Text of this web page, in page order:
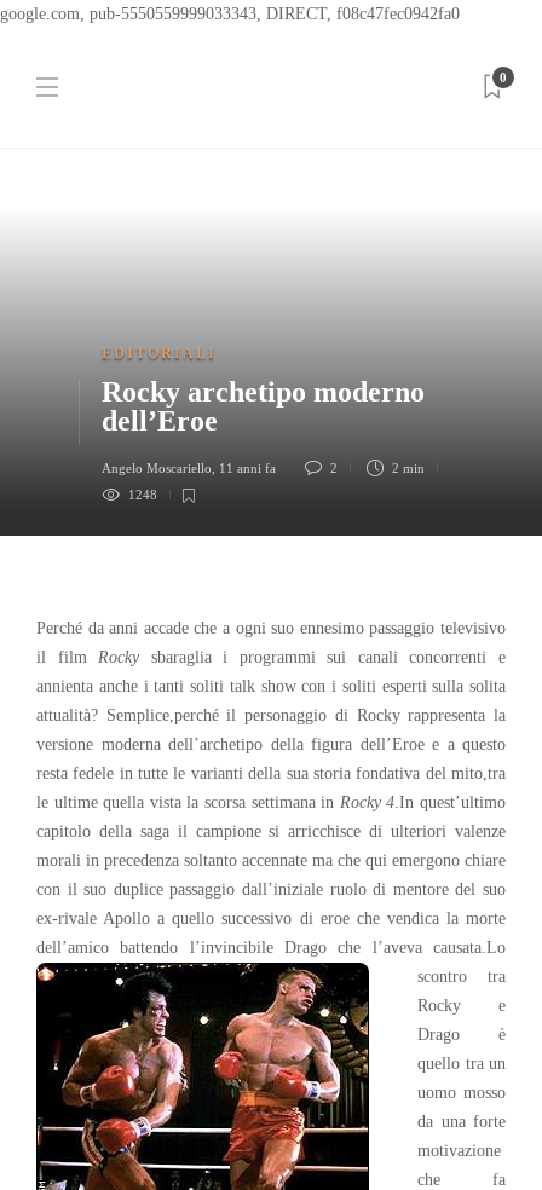
google.com, pub-5550559999033343, DIRECT, f08c47fec0942fa0
0
EDITORIALI
Rocky archetipo moderno
dell’Eroe
Angelo Moscariello 11 anni fa 2
2 min
1248
Perché da anni accade che a ogni suo ennesimo passaggio televisivo
il filmRocky sbaraglia i programmi sui canali concorrenti e
annienta anche i tanti soliti talk show con i soliti esperti sulla solita
attualità? Semplice,perché il personaggio di Rocky rappresenta la
versione moderna dell’archetipo della figura dell’Eroe e a questo
resta fedele in tutte le varianti della sua storia fondativa del mito,tra
le ultime quella vista la scorsa settimana in Rocky 4.In quest’ultimo
capitolo della saga il campione si arricchisce di ulteriori valenze
morali in precedenza soltanto accennate ma che qui emergono chiare
con il suo duplice passaggio dall’iniziale ruolo di mentore del suo
ex-rivale Apollo a quello successivo di eroe che vendica la morte
dell’amico battendo l’invincibile Drago che l’aveva causata.Lo
scontro tra
Rocky e
Drago è
quello tra un
uomo mosso
da una forte
motivazione
che fa